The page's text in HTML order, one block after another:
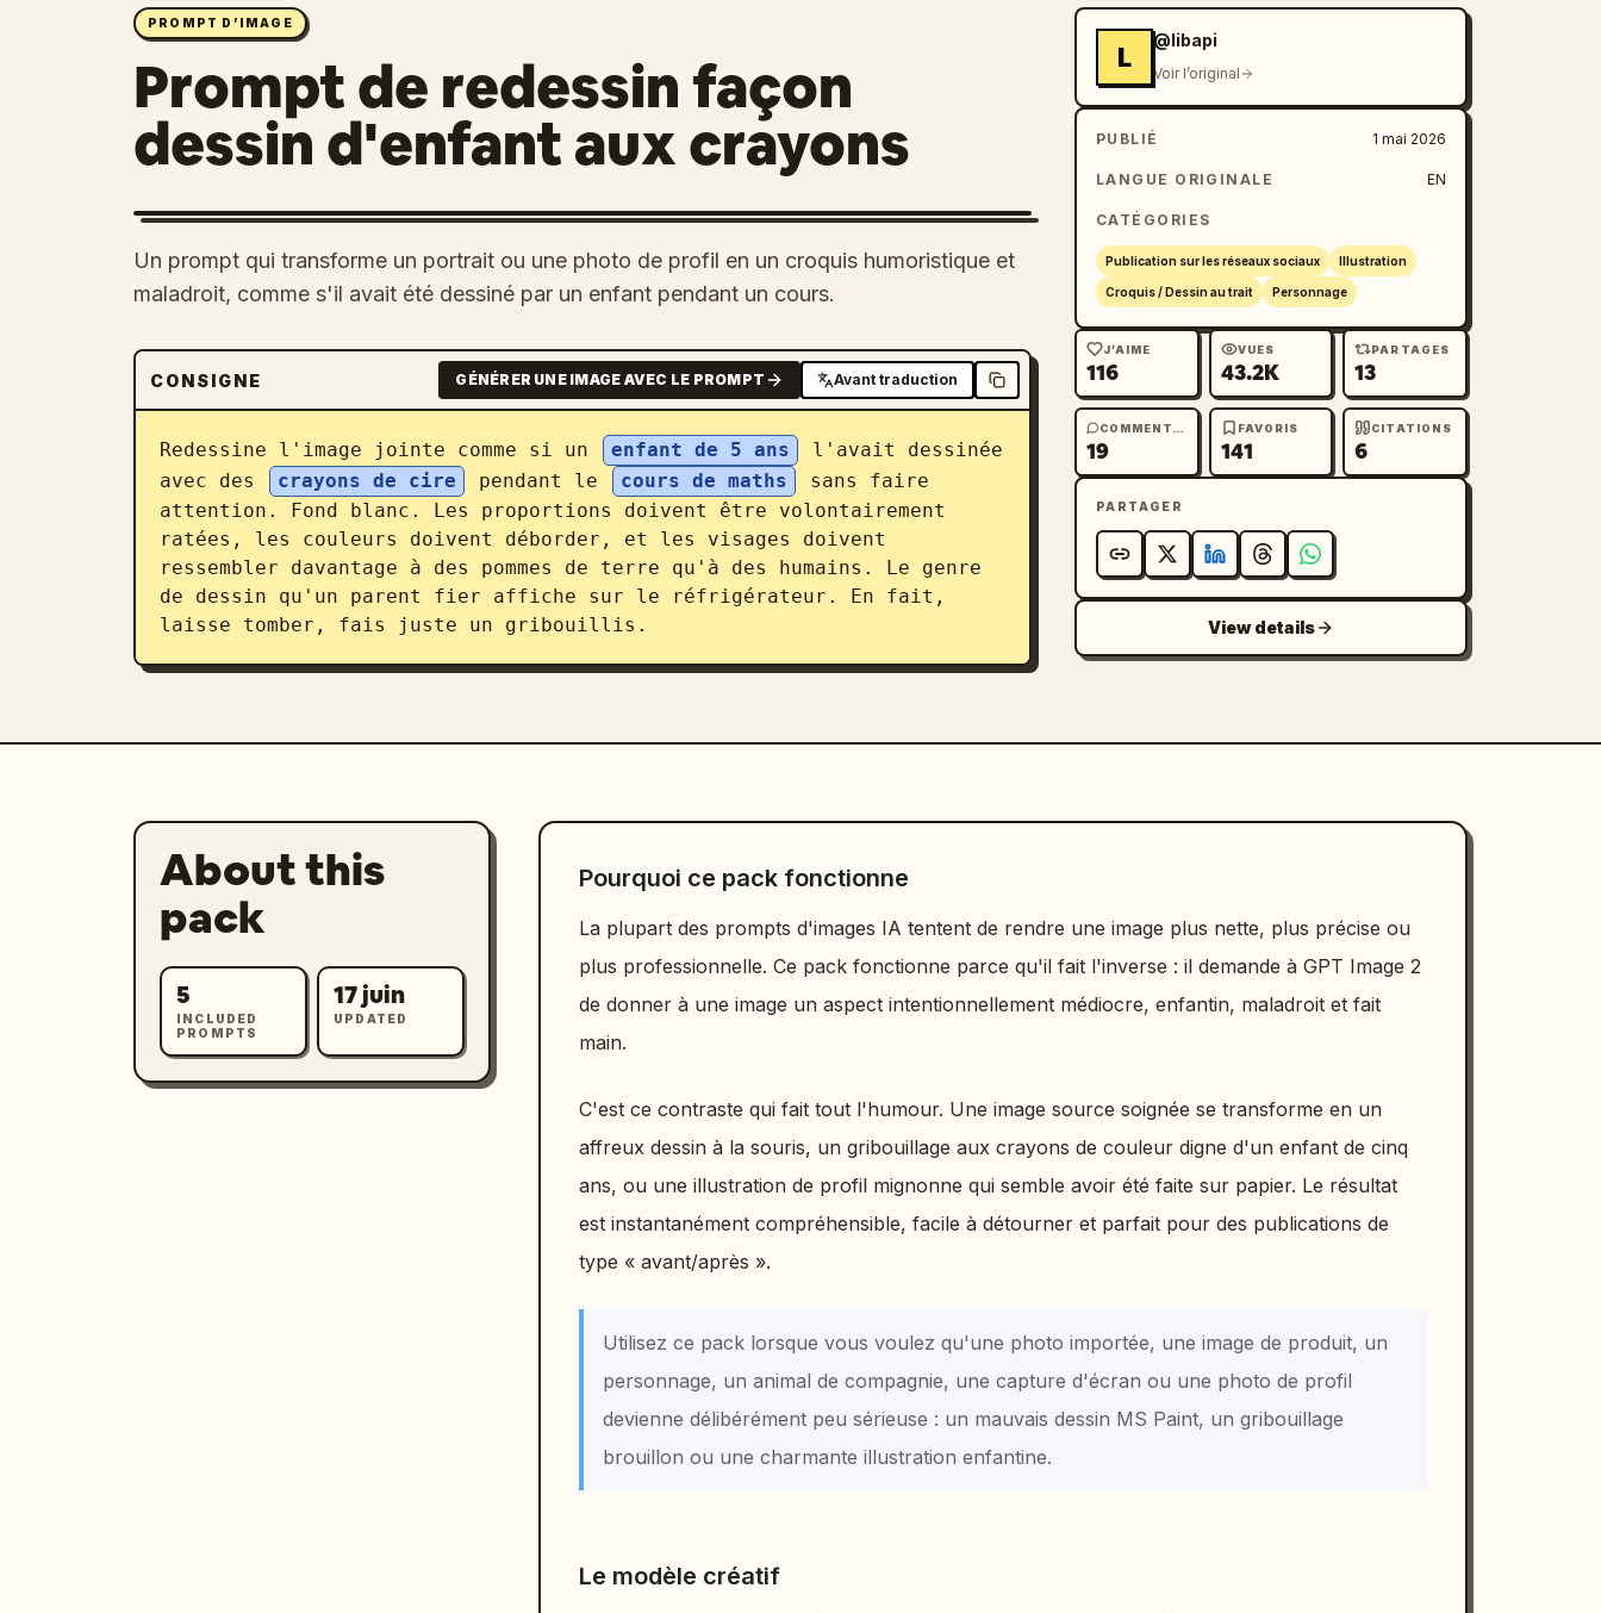
PROMPT D’IMAGE
Prompt de redessin façon
dessin d'enfant aux crayons
Un prompt qui transforme un portrait ou une photo de profil en un croquis humoristique et
maladroit, comme s'il avait été dessiné par un enfant pendant un cours.
CONSIGNE GÉNÉRER UNE IMAGE AVEC LE PROMPT Avant traduction
Redessine l'image jointe comme si un enfant de 5 ans
l'avait dessinée
avec des
crayons de cire pendant le cours de maths
sans faire
attention. Fond blanc. Les proportions doivent être volontairement
ratées, les couleurs doivent déborder, et les visages doivent
ressembler davantage à des pommes de terre qu'à des humains. Le genre
de dessin qu'un parent fier affiche sur le réfrigérateur. En fait,
laisse tomber, fais juste un gribouillis.
L
@libapi
Voir l’original
PUBLIÉ 1 mai 2026
LANGUE ORIGINALE EN
CATÉGORIES
Publication sur les réseaux sociaux Illustration
Croquis / Dessin au trait Personnage
J’AIME
116
VUES
43.2K
PARTAGES
13
COMMENTAIRES
19
FAVORIS
141
CITATIONS
6
PARTAGER
View details
About this
pack
5
INCLUDED
PROMPTS
17 juin
UPDATED
Pourquoi ce pack fonctionne
La plupart des prompts d'images IA tentent de rendre une image plus nette, plus précise ou
plus professionnelle. Ce pack fonctionne parce qu'il fait l'inverse : il demande à GPT Image 2
de donner à une image un aspect intentionnellement médiocre, enfantin, maladroit et fait
main.
C'est ce contraste qui fait tout l'humour. Une image source soignée se transforme en un
affreux dessin à la souris, un gribouillage aux crayons de couleur digne d'un enfant de cinq
ans, ou une illustration de profil mignonne qui semble avoir été faite sur papier. Le résultat
est instantanément compréhensible, facile à détourner et parfait pour des publications de
type « avant/après ».
Utilisez ce pack lorsque vous voulez qu'une photo importée, une image de produit, un
personnage, un animal de compagnie, une capture d'écran ou une photo de profil
devienne délibérément peu sérieuse : un mauvais dessin MS Paint, un gribouillage
brouillon ou une charmante illustration enfantine.
Le modèle créatif